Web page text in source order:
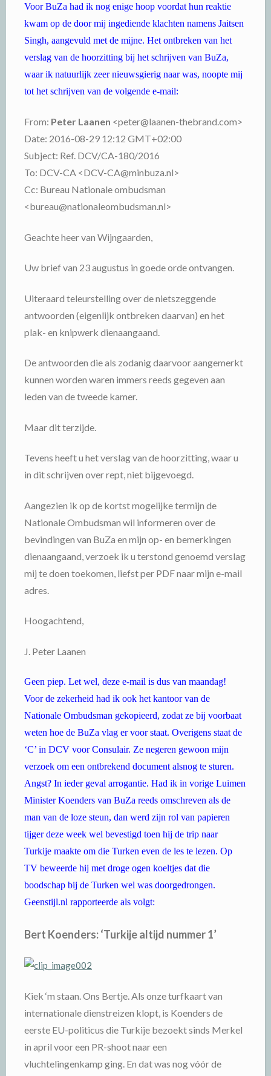
Voor BuZa had ik nog enige hoop voordat hun reaktie
kwam op de door mij ingediende klachten namens Jaitsen
Singh, aangevuld met de mijne. Het ontbreken van het
verslag van de hoorzitting bij het schrijven van BuZa,
waar ik natuurlijk zeer nieuwsgierig naar was, noopte mij
tot het schrijven van de volgende e-mail:
From: Peter Laanen <peter@laanen-thebrand.com>
Date: 2016-08-29 12:12 GMT+02:00
Subject: Ref. DCV/CA-180/2016
To: DCV-CA <DCV-CA@minbuza.nl>
Cc: Bureau Nationale ombudsman
<bureau@nationaleombudsman.nl>
Geachte heer van Wijngaarden,
Uw brief van 23 augustus in goede orde ontvangen.
Uiteraard teleurstelling over de nietszeggende
antwoorden (eigenlijk ontbreken daarvan) en het
plak- en knipwerk dienaangaand.
De antwoorden die als zodanig daarvoor aangemerkt
kunnen worden waren immers reeds gegeven aan
leden van de tweede kamer.
Maar dit terzijde.
Tevens heeft u het verslag van de hoorzitting, waar u
in dit schrijven over rept, niet bijgevoegd.
Aangezien ik op de kortst mogelijke termijn de
Nationale Ombudsman wil informeren over de
bevindingen van BuZa en mijn op- en bemerkingen
dienaangaand, verzoek ik u terstond genoemd verslag
mij te doen toekomen, liefst per PDF naar mijn e-mail
adres.
Hoogachtend,
J. Peter Laanen
Geen piep. Let wel, deze e-mail is dus van maandag!
Voor de zekerheid had ik ook het kantoor van de
Nationale Ombudsman gekopieerd, zodat ze bij voorbaat
weten hoe de BuZa vlag er voor staat. Overigens staat de
‘C’ in DCV voor Consulair. Ze negeren gewoon mijn
verzoek om een ontbrekend document alsnog te sturen.
Angst? In ieder geval arrogantie. Had ik in vorige Luimen
Minister Koenders van BuZa reeds omschreven als de
man van de loze steun, dan werd zijn rol van papieren
tijger deze week wel bevestigd toen hij de trip naar
Turkije maakte om die Turken even de les te lezen. Op
TV beweerde hij met droge ogen koeltjes dat die
boodschap bij de Turken wel was doorgedrongen.
Geenstijl.nl rapporteerde als volgt:
Bert Koenders: ‘Turkije altijd nummer 1’
Kiek ‘m staan. Ons Bertje. Als onze turfkaart van
internationale dienstreizen klopt, is Koenders de
eerste EU-politicus die Turkije bezoekt sinds Merkel
in april voor een PR-shoot naar een
vluchtelingenkamp ging. En dat was nog vóór de